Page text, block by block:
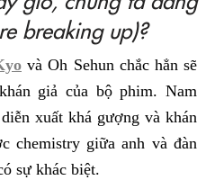
breaking up)?
và Oh Sehun chắc hẳn sẽ
giả của bộ phim. Nam
xuất khá gượng và khán
chemistry giữa anh và đàn
sự khác biệt.